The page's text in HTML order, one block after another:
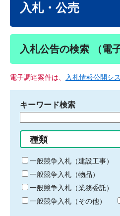
入札・公売
入札公告の検索 （電
電子調達案件は、 入札情報公開シ
キーワード検索
る
キ
ー
ワ
ー
ド
種類
一般競争入札（建設工事）
一般競争入札（物品）
一般競争入札（業務委託）
一般競争入札（その他）